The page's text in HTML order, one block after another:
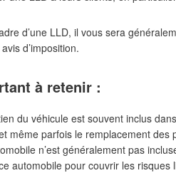
d’une LLD, il vous sera
d’imposition.
à retenir :
du véhicule est souvent inclus
même parfois le remplacement
n’est généralement pas
automobile pour couvrir les risques